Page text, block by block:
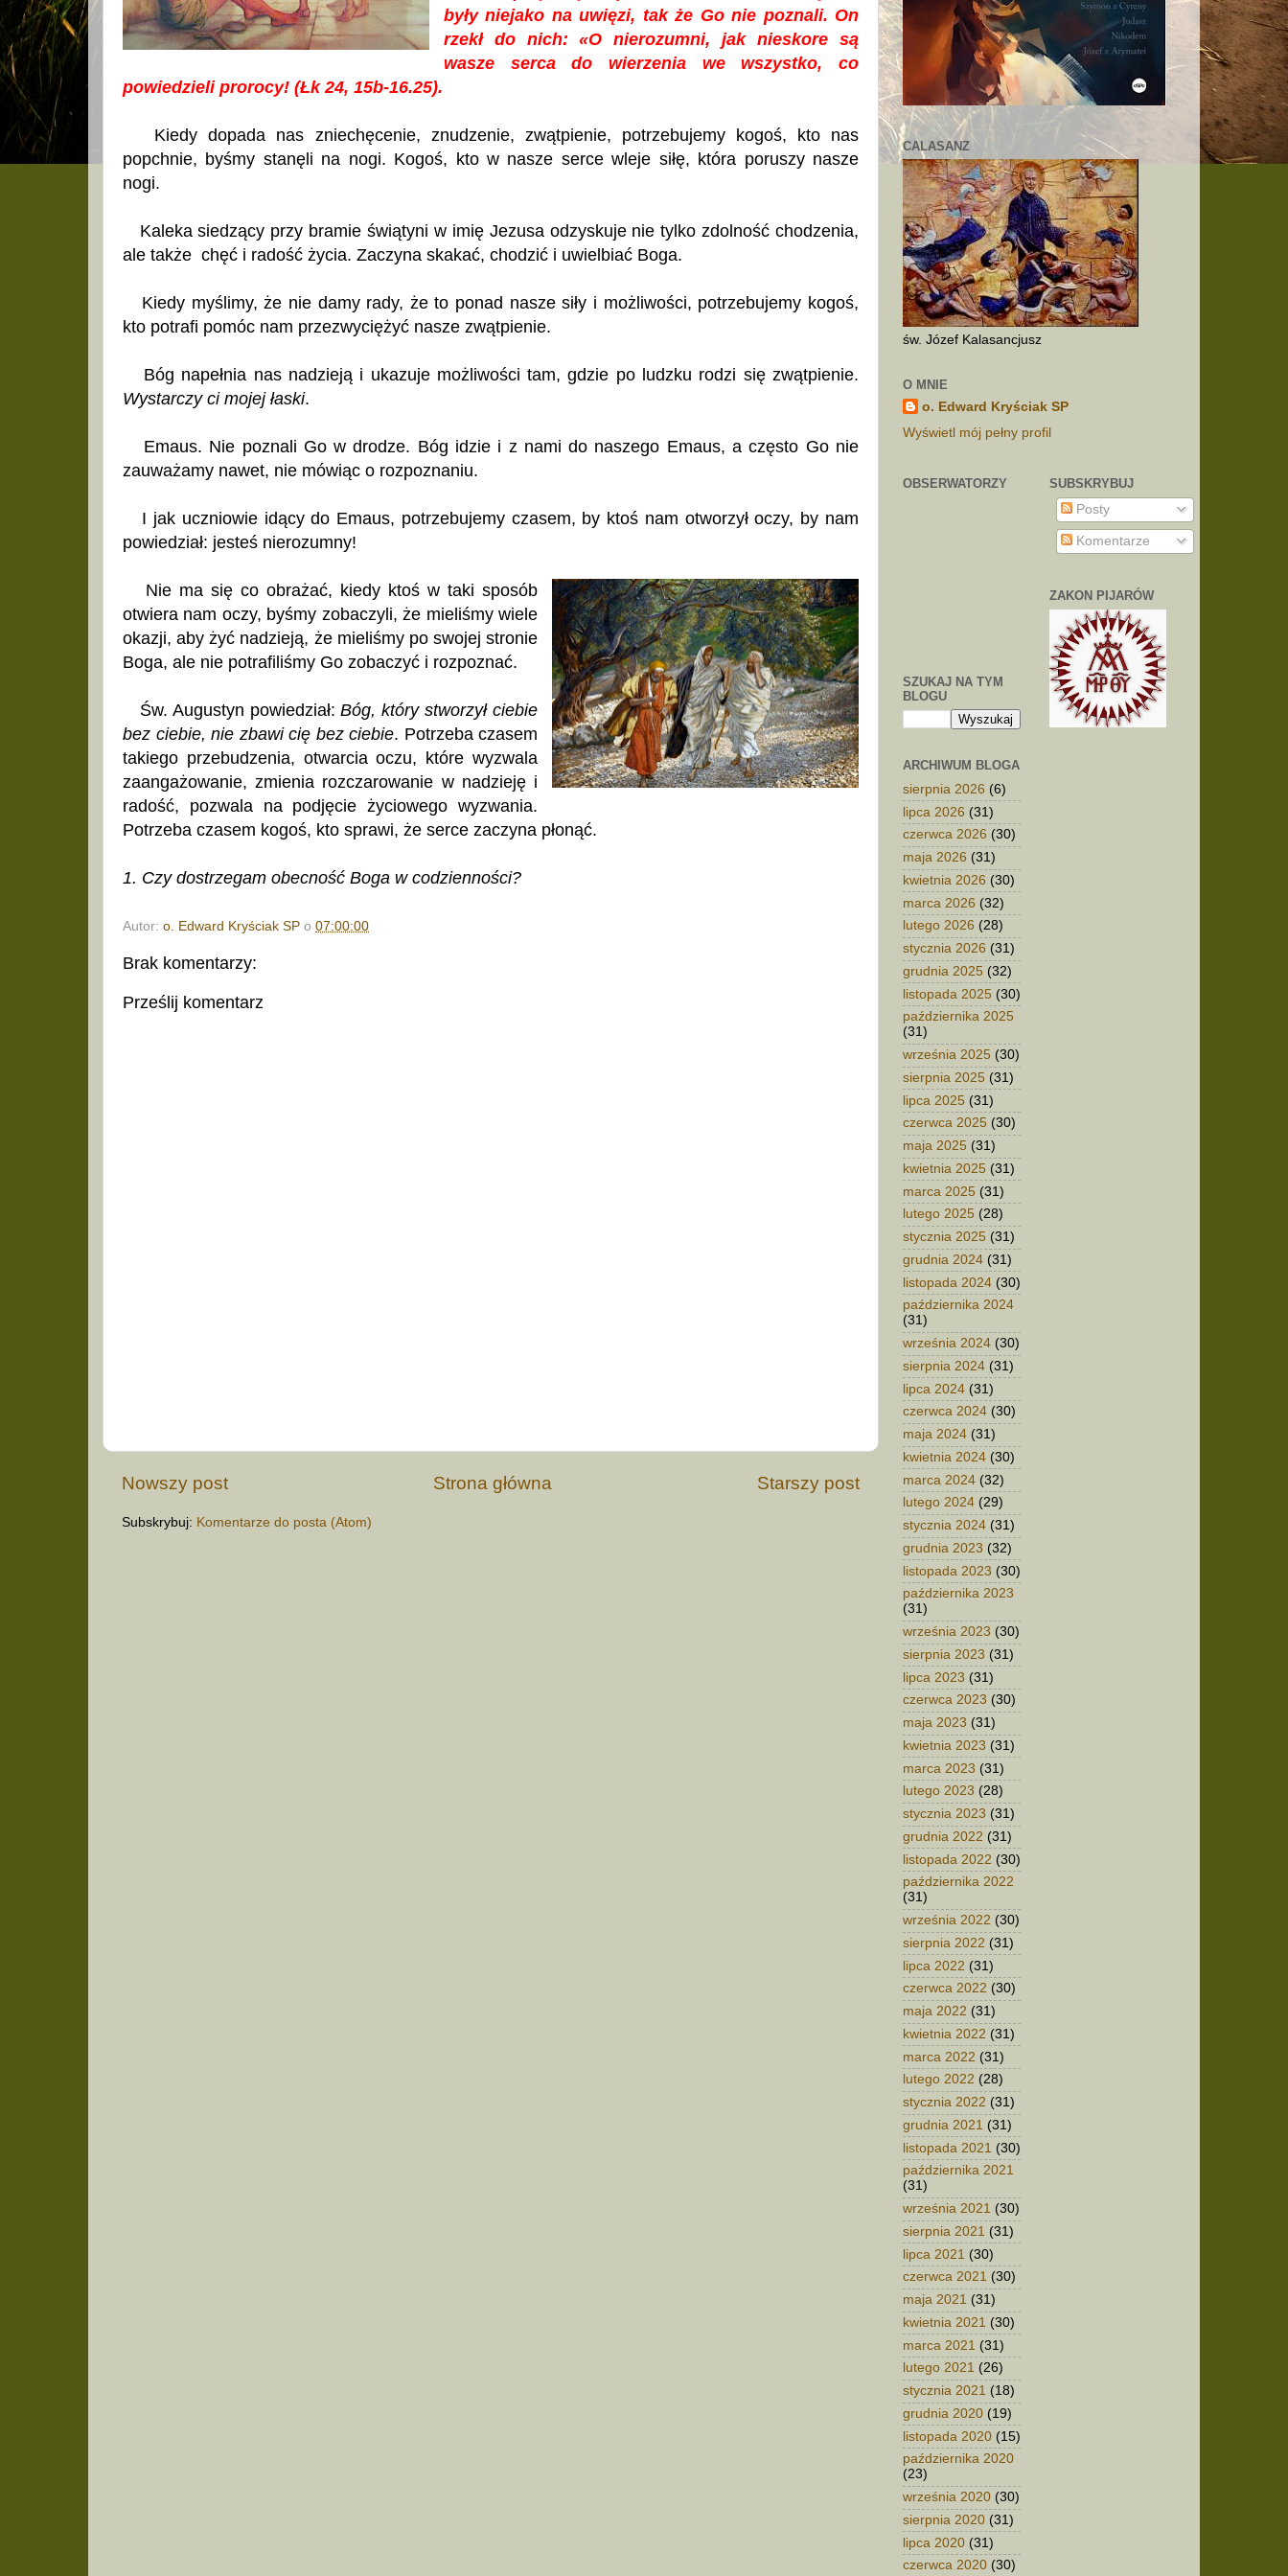
były niejako na uwięzi, tak że Go nie poznali. On
rzekł do nich: «O nierozumni, jak nieskore są
wasze serca do wierzenia we wszystko, co
powiedzieli prorocy! (Łk 24, 15b-16.25).
Kiedy dopada nas zniechęcenie, znudzenie, zwątpienie, potrzebujemy kogoś, kto nas
popchnie, byśmy stanęli na nogi. Kogoś, kto w nasze serce wleje siłę, która poruszy nasze
nogi.
Kaleka siedzący przy bramie świątyni w imię Jezusa odzyskuje nie tylko zdolność chodzenia,
ale także chęć i radość życia. Zaczyna skakać, chodzić i uwielbiać Boga.
Kiedy myślimy, że nie damy rady, że to ponad nasze siły i możliwości, potrzebujemy kogoś,
kto potrafi pomóc nam przezwyciężyć nasze zwątpienie.
Bóg napełnia nas nadzieją i ukazuje możliwości tam, gdzie po ludzku rodzi się zwątpienie.
Wystarczy ci mojej łaski.
Emaus. Nie poznali Go w drodze. Bóg idzie i z nami do naszego Emaus, a często Go nie
zauważamy nawet, nie mówiąc o rozpoznaniu.
I jak uczniowie idący do Emaus, potrzebujemy czasem, by ktoś nam otworzył oczy, by nam
powiedział: jesteś nierozumny!
Nie ma się co obrażać, kiedy ktoś w taki sposób
otwiera nam oczy, byśmy zobaczyli, że mieliśmy wiele
okazji, aby żyć nadzieją, że mieliśmy po swojej stronie
Boga, ale nie potrafiliśmy Go zobaczyć i rozpoznać.
Św. Augustyn powiedział:Bóg, który stworzył ciebie
bez ciebie, nie zbawi cię bez ciebie. Potrzeba czasem
takiego przebudzenia, otwarcia oczu, które wyzwala
zaangażowanie, zmienia rozczarowanie w nadzieję i
radość, pozwala na podjęcie życiowego wyzwania.
Potrzeba czasem kogoś, kto sprawi, że serce zaczyna płonąć.
1. Czy dostrzegam obecność Boga w codzienności?
Autor: o. Edward Kryściak SP o 07:00:00
Brak komentarzy:
Prześlij komentarz
Nowszy post Starszy post
Strona główna
Subskrybuj: Komentarze do posta (Atom)
CALASANZ
św. Józef Kalasancjusz
O MNIE
o. Edward Kryściak SP
Wyświetl mój pełny profil
OBSERWATORZY
SZUKAJ NA TYM
BLOGU
ARCHIWUM BLOGA
sierpnia 2026 (6)
lipca 2026 (31)
czerwca 2026 (30)
maja 2026 (31)
kwietnia 2026 (30)
marca 2026 (32)
lutego 2026 (28)
stycznia 2026 (31)
grudnia 2025 (32)
listopada 2025 (30)
października 2025
(31)
września 2025 (30)
sierpnia 2025 (31)
lipca 2025 (31)
czerwca 2025 (30)
maja 2025 (31)
kwietnia 2025 (31)
marca 2025 (31)
lutego 2025 (28)
stycznia 2025 (31)
grudnia 2024 (31)
listopada 2024 (30)
października 2024
(31)
września 2024 (30)
sierpnia 2024 (31)
lipca 2024 (31)
czerwca 2024 (30)
maja 2024 (31)
kwietnia 2024 (30)
marca 2024 (32)
lutego 2024 (29)
stycznia 2024 (31)
grudnia 2023 (32)
listopada 2023 (30)
października 2023
(31)
września 2023 (30)
sierpnia 2023 (31)
lipca 2023 (31)
czerwca 2023 (30)
maja 2023 (31)
kwietnia 2023 (31)
marca 2023 (31)
lutego 2023 (28)
stycznia 2023 (31)
grudnia 2022 (31)
listopada 2022 (30)
października 2022
(31)
września 2022 (30)
sierpnia 2022 (31)
lipca 2022 (31)
czerwca 2022 (30)
maja 2022 (31)
kwietnia 2022 (31)
marca 2022 (31)
lutego 2022 (28)
stycznia 2022 (31)
grudnia 2021 (31)
listopada 2021 (30)
października 2021
(31)
września 2021 (30)
sierpnia 2021 (31)
lipca 2021 (30)
czerwca 2021 (30)
maja 2021 (31)
kwietnia 2021 (30)
marca 2021 (31)
lutego 2021 (26)
stycznia 2021 (18)
grudnia 2020 (19)
listopada 2020 (15)
października 2020
(23)
września 2020 (30)
sierpnia 2020 (31)
lipca 2020 (31)
czerwca 2020 (30)
SUBSKRYBUJ
Posty
Komentarze
ZAKON PIJARÓW